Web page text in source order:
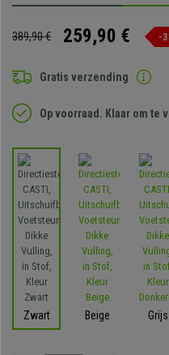
389,90 € 259,90 € -
Gratis verzending
Op voorraad. Klaar om te
Zwart Beige Grijs